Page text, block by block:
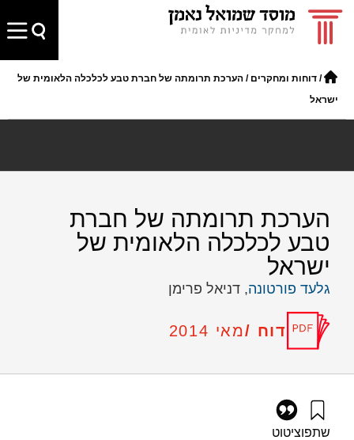
/ דוחות ומחקרים / הערכת תרומתה של חברת טבע לכלכלה הלאומית של
ישראל
הערכת תרומתה של חברת
טבע לכלכלה הלאומית של
ישראל
גלעד פורטונה, דניאל פרימן
דוח /מאי 2014
שתפוציטוט